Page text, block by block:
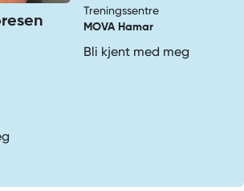
Treningssentre
MOVA Hamar
Bli kjent med meg